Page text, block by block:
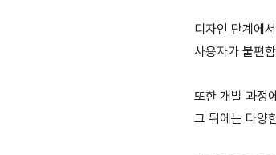
디자인 단계에
사용자가 불편
또한 개발 과정
그 뒤에는 다양